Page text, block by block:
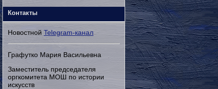
Контакты
Новостной Telegram-канал
Графутко Мария Васильевна
Заместитель председателя
оргкомитета МОШ по истории
искусств